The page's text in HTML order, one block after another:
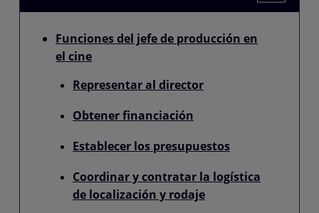
Funciones del jefe de producción en
el cine
Representar al director
Obtener financiación
Establecer los presupuestos
Coordinar y contratar la logística
de localización y rodaje